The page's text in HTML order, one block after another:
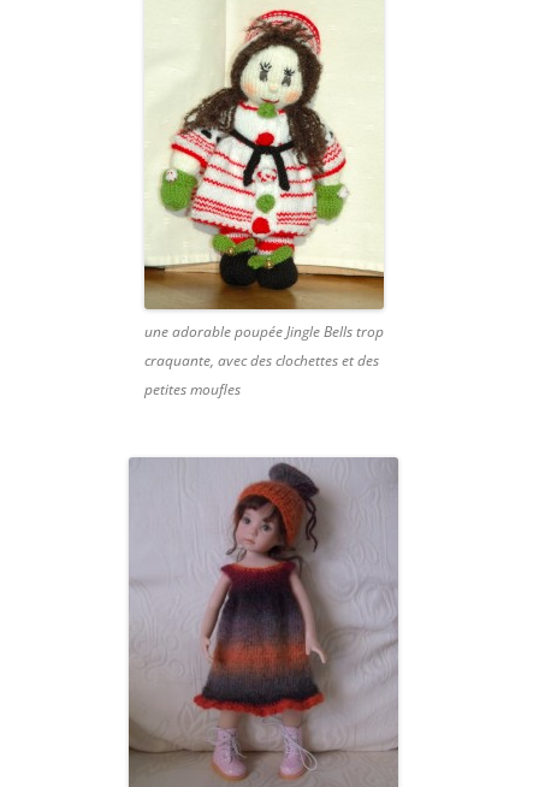
une adorable poupée Jingle Bells trop
craquante, avec des clochettes et des
petites moufles